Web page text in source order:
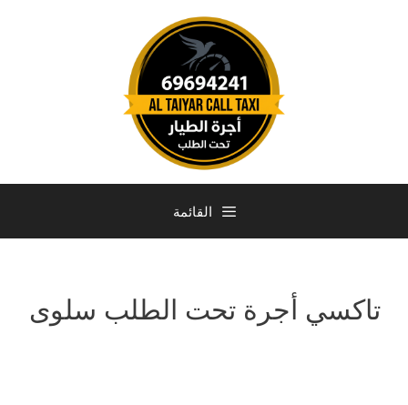
القائمة
تاكسي أجرة تحت الطلب سلوى